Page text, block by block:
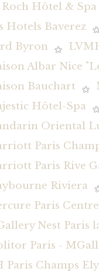
Hôtel & Spa
Hotels Baverez
Byron
Albar Nice
Bauchart
Hôtel-Spa
Oriental
Paris
Paris Rive
Riviera
Paris
Nest Paris
Paris -
Paris Champs